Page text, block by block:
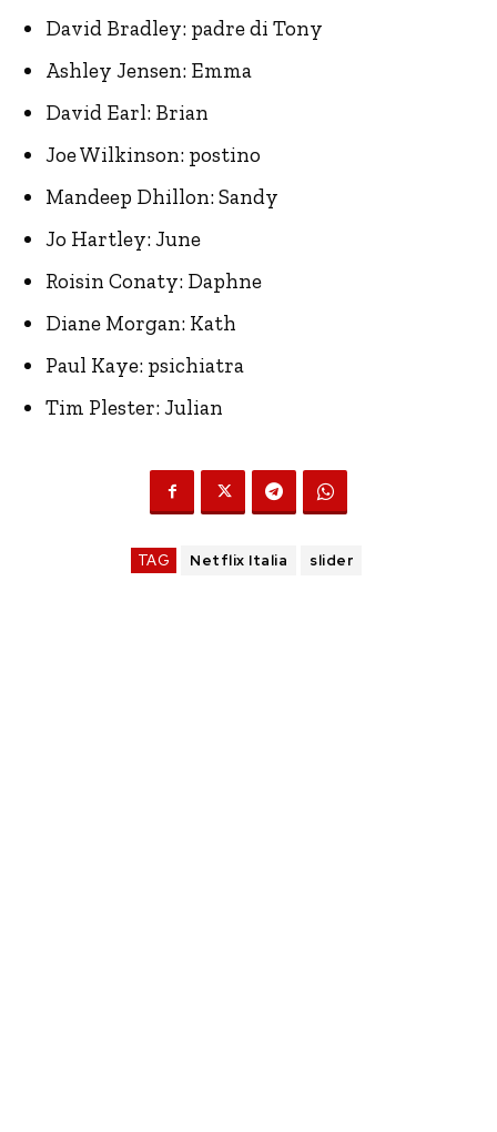
David Bradley: padre di Tony
Ashley Jensen: Emma
David Earl: Brian
Joe Wilkinson: postino
Mandeep Dhillon: Sandy
Jo Hartley: June
Roisin Conaty: Daphne
Diane Morgan: Kath
Paul Kaye: psichiatra
Tim Plester: Julian
TAG Netflix Italia slider